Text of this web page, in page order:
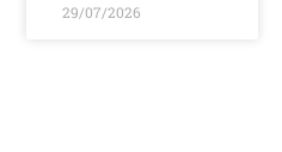
29/07/2026